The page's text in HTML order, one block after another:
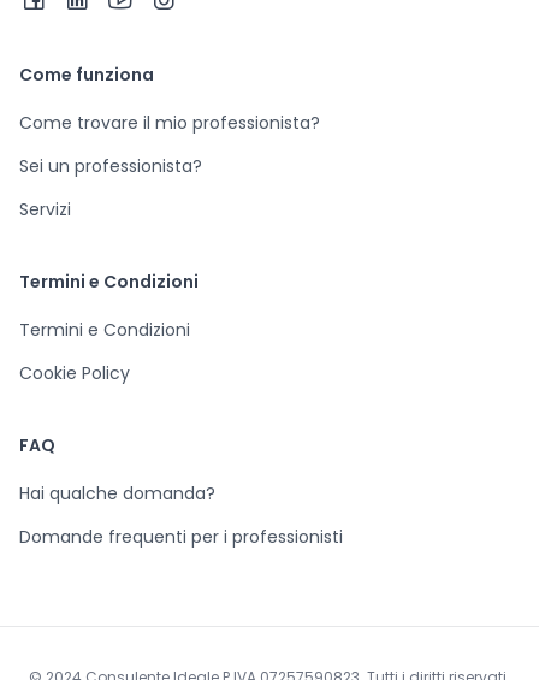
Come funziona
Come trovare il mio professionista?
Sei un professionista?
Servizi
Termini e Condizioni
Termini e Condizioni
Cookie Policy
FAQ
Hai qualche domanda?
Domande frequenti per i professionisti